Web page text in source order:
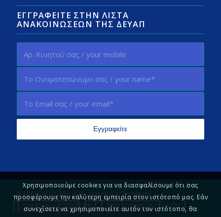
ΕΓΓΡΑΦΕΊΤΕ ΣΤΗΝ ΛΊΣΤΑ
ΑΝΑΚΟΙΝΏΣΕΩΝ ΤΗΣ ΔΕΥΑΠ
© ΔΕΥΑ ΠΑΡΟΥ 2002-2026 - powered by Parosweb
Επικοινωνία & Τοποθεσία
Άλλα Στοιχεία Επικοινωνίας
Πολιτική Απορρήτου Πείτε μας τη γνώμη σας!
Χρησιμοποιούμε cookies για να διασφαλίσουμε ότι σας
προσφέρουμε την καλύτερη εμπειρία στον ιστότοπό μας. Εάν
συνεχίσετε να χρησιμοποιείτε αυτόν τον ιστότοπο, θα